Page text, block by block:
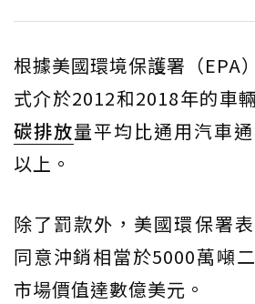
根據美國環境保護署（EPA
式介於2012和2018年的車
碳排放量平均比通用汽車
以上。
除了罰款外，美國環保署
同意沖銷相當於5000萬噸
市場價值達數億美元。